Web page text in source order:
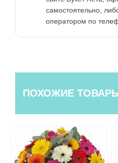
самостоятельно,
оператором по
ПОХОЖИЕ